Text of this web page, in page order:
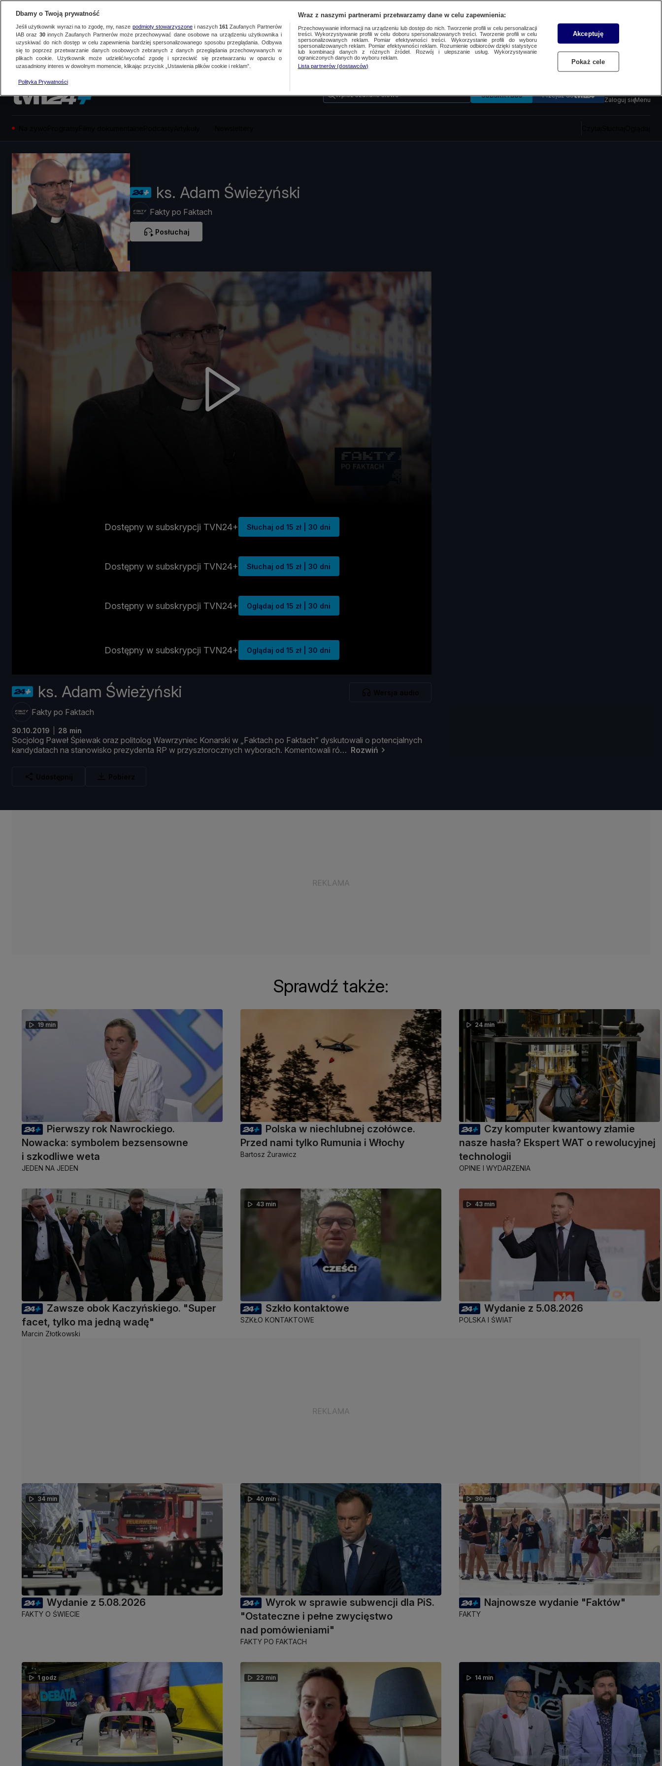
Wpisz szukane słowo SUBSKRYBUJ Przejdź do
Zaloguj sięMenu
ks. Adam Świeżyński
Fakty po Faktach
Posłuchaj
Dostępny w subskrypcji TVN24+ Słuchaj od 15 zł | 30 dni
Dostępny w subskrypcji TVN24+ Słuchaj od 15 zł | 30 dni
Dostępny w subskrypcji TVN24+ Oglądaj od 15 zł | 30 dni
Dostępny w subskrypcji TVN24+ Oglądaj od 15 zł | 30 dni
ks. Adam Świeżyński
Fakty po Faktach
30.10.2019 28 min
Socjolog Paweł Śpiewak oraz politolog Wawrzyniec Konarski w „Faktach po Faktach” dyskutowali o potencjalnych
kandydatach na stanowisko prezydenta RP w przyszłorocznych wyborach. Komentowali ró Rozwiń
Sprawdź także:
19 min
Pierwszy rok Nawrockiego.
Nowacka: symbolem bezsensowne
i szkodliwe weta
JEDEN NA JEDEN
Polska w niechlubnej czołówce.
Przed nami tylko Rumunia i Włochy
Bartosz Żurawicz
24 min
Czy komputer kwantowy złamie
nasze hasła? Ekspert WAT o rewolucyjnej
technologii
OPINIE I WYDARZENIA
Zawsze obok Kaczyńskiego. "Super
facet, tylko ma jedną wadę"
Marcin Złotkowski
43 min
Szkło kontaktowe
SZKŁO KONTAKTOWE
43 min
Wydanie z 5.08.2026
POLSKA I ŚWIAT
34 min
Wydanie z 5.08.2026
FAKTY O ŚWIECIE
40 min
Wyrok w sprawie subwencji dla PiS.
"Ostateczne i pełne zwycięstwo
nad pomówieniami"
FAKTY PO FAKTACH
30 min
Najnowsze wydanie "Faktów"
FAKTY
1 godz 22 min 14 min
Dbamy o Twoją prywatność
Jeśli użytkownik wyrazi na to zgodę, my, nasze podmioty stowarzyszonei naszych 161 Zaufanych Partnerów
IAB oraz 30innych Zaufanych Partnerów może przechowywać dane osobowe na urządzeniu użytkownika i
uzyskiwać do nich dostęp w celu zapewnienia bardziej spersonalizowanego sposobu przeglądania. Odbywa
się to poprzez przetwarzanie danych osobowych zebranych z danych przeglądania przechowywanych w
plikach cookie. Użytkownik może udzielić/wycofać zgodę i sprzeciwić się przetwarzaniu w oparciu o
uzasadniony interes w dowolnym momencie, klikając przycisk „Ustawienia plików cookie i reklam”.
Polityka Prywatności
Wraz z naszymi partnerami przetwarzamy dane w celu zapewnienia:
Przechowywanie informacji na urządzeniu lub dostęp do nich. Tworzenie profili w celu personalizacji
treści. Wykorzystywanie profili w celu doboru spersonalizowanych treści. Tworzenie profili w celu
spersonalizowanych reklam. Pomiar efektywności treści. Wykorzystanie profili do wyboru
spersonalizowanych reklam. Pomiar efektywności reklam. Rozumienie odbiorców dzięki statystyce
lub kombinacji danych z różnych źródeł. Rozwój i ulepszanie usług. Wykorzystywanie
ograniczonych danych do wyboru reklam.
Lista partnerów (dostawców)
Akceptuję
Pokaż cele